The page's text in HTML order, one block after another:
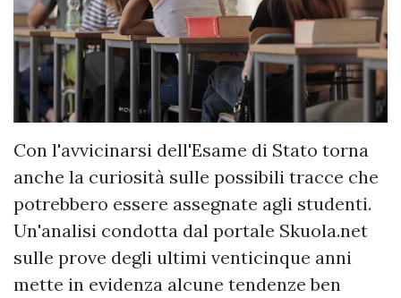
Con l'avvicinarsi dell'Esame di Stato torna
anche la curiosità sulle possibili tracce che
potrebbero essere assegnate agli studenti.
Un'analisi condotta dal portale Skuola.net
sulle prove degli ultimi venticinque anni
mette in evidenza alcune tendenze ben